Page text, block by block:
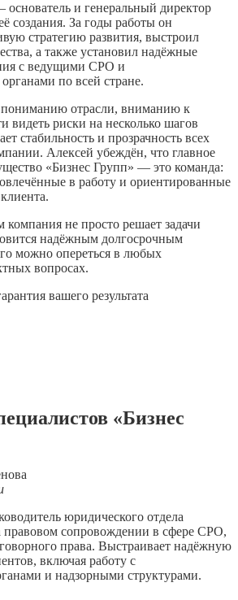
и генеральный директор
создания. За годы работы он
стратегию развития, выстроил
а также установил надёжные
с ведущими СРО и
по всей стране.
пониманию отрасли, вниманию к
видеть риски на несколько шагов
стабильность и прозрачность всех
Алексей убеждён, что главное
«Бизнес Групп» — это команда:
в работу и ориентированные
компания не просто решает задачи
надёжным долгосрочным
можно опереться в любых
вопросах.
вашего результата
«Бизнес
юридического отдела
правовом сопровождении в сфере СРО,
права. Выстраивает надёжную
включая работу с
и надзорными структурами.